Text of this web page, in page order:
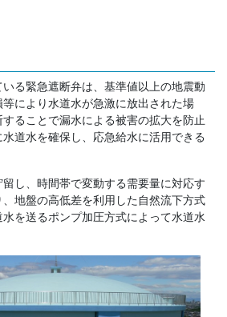
る緊急遮断弁は、基準値以上の地震動
により水道水が急激に放出された場
ることで漏水による被害の拡大を防止
道水を確保し、応急給水に活用できる
し、時間帯で変動する需要量に対応す
地盤の高低差を利用した自然流下方式
を送るポンプ加圧方式によって水道水